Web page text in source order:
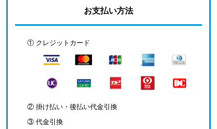
お支払い方法
① クレジットカード
② 掛け払い・後払い代金引換
③ 代金引換